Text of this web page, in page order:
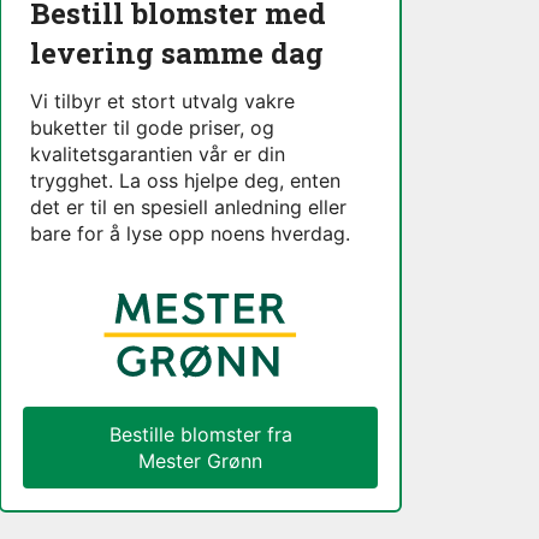
Bestill blomster med
levering samme dag
Vi tilbyr et stort utvalg vakre
buketter til gode priser, og
kvalitetsgarantien vår er din
trygghet. La oss hjelpe deg, enten
det er til en spesiell anledning eller
bare for å lyse opp noens hverdag.
Bestille blomster fra
Mester Grønn